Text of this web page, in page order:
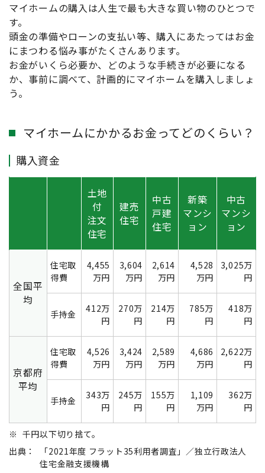
マイホームの購入は人生で最も大きな買い物のひとつで
す。
頭金の準備やローンの支払い等、購入にあたってはお金
にまつわる悩み事がたくさんあります。
お金がいくら必要か、どのような手続きが必要になる
か、事前に調べて、計画的にマイホームを購入しましょ
う。
マイホームにかかるお金ってどのくらい？
購入資金
土地
付
注文
住宅
建売
住宅
中古
戸建
住宅
新築
マンシ
ョン
中古
マンシ
ョン
全国平
均
住宅取
得費
4,455
万円
3,604
万円
2,614
万円
4,528
万円
3,025万
円
手持金
412万
円
270万
円
214万
円
785万
円
418万
円
京都府
平均
住宅取
得費
4,526
万円
3,424
万円
2,589
万円
4,686
万円
2,622万
円
手持金
343万
円
245万
円
155万
円
1,109
万円
362万
円
※ 千円以下切り捨て。
出典：
「2021年度 フラット35利用者調査」／独立行政法人
住宅金融支援機構